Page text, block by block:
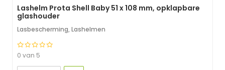
Lashelm Prota Shell Baby 51 x 108 mm, opklapbare
glashouder
Lasbescherming, Lashelmen
0 van 5